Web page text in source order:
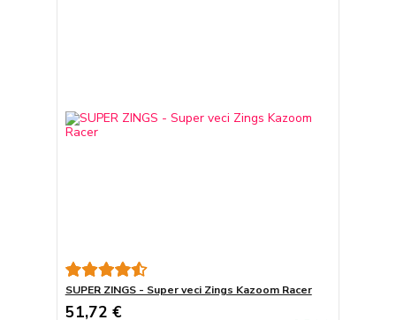
SUPER ZINGS - Super veci Zings Kazoom Racer
51,72 €